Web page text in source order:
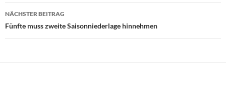
NÄCHSTER BEITRAG
Fünfte muss zweite Saisonniederlage hinnehmen